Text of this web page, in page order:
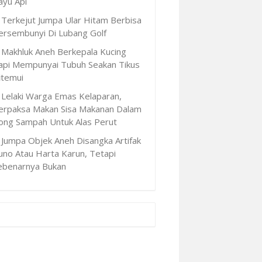
Terkejut Jumpa Ular Hitam Berbisa
Di Lubang Golf
Makhluk Aneh Berkepala Kucing
Mempunyai Tubuh Seakan Tikus
Lelaki Warga Emas Kelaparan,
Makan Sisa Makanan Dalam
Sampah Untuk Alas Perut
Jumpa Objek Aneh Disangka Artifak
Atau Harta Karun, Tetapi
Bukan